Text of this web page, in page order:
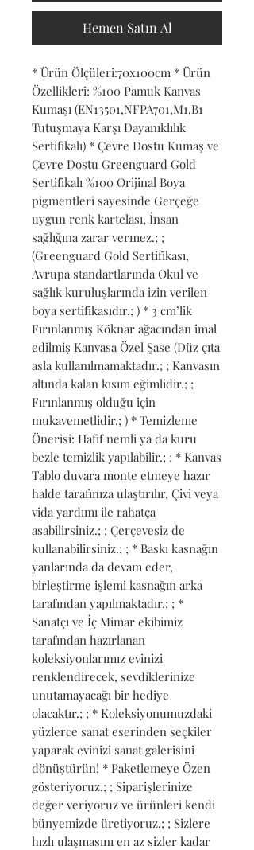
Hemen Satın Al
* Ürün Ölçüleri:70x100cm * Ürün
Özellikleri: %100 Pamuk Kanvas
Kumaşı (EN13501,NFPA701,M1,B1
Tutuşmaya Karşı Dayanıklılık
Sertifikalı) * Çevre Dostu Kumaş ve
Çevre Dostu Greenguard Gold
Sertifikalı %100 Orijinal Boya
pigmentleri sayesinde Gerçeğe
uygun renk kartelası, İnsan
sağlığına zarar vermez.; ;
(Greenguard Gold Sertifikası,
Avrupa standartlarında Okul ve
sağlık kuruluşlarında izin verilen
boya sertifikasıdır.; ) * 3 cm’lik
Fırınlanmış Köknar ağacından imal
edilmiş Kanvasa Özel Şase (Düz çıta
asla kullanılmamaktadır.; ; Kanvasın
altında kalan kısım eğimlidir.; ;
Fırınlanmış olduğu için
mukavemetlidir.; ) * Temizleme
Önerisi: Hafif nemli ya da kuru
bezle temizlik yapılabilir.; ; * Kanvas
Tablo duvara monte etmeye hazır
halde tarafınıza ulaştırılır, Çivi veya
vida yardımı ile rahatça
asabilirsiniz.; ; Çerçevesiz de
kullanabilirsiniz.; ; * Baskı kasnağın
yanlarında da devam eder,
birleştirme işlemi kasnağın arka
tarafından yapılmaktadır.; ; *
Sanatçı ve İç Mimar ekibimiz
tarafından hazırlanan
koleksiyonlarımız evinizi
renklendirecek, sevdiklerinize
unutamayacağı bir hediye
olacaktır.; ; * Koleksiyonumuzdaki
yüzlerce sanat eserinden seçkiler
yaparak evinizi sanat galerisini
dönüştürün! * Paketlemeye Özen
gösteriyoruz.; ; Siparişlerinize
değer veriyoruz ve ürünleri kendi
bünyemizde üretiyoruz.; ; Sizlere
hızlı ulaşmasını en az sizler kadar